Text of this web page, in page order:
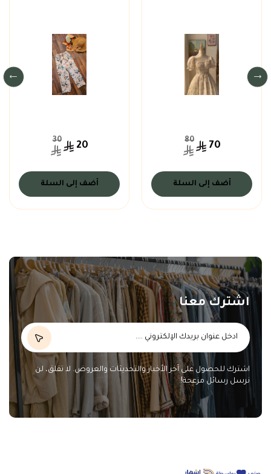
70
80
أضف إلى السلة
20
30
أضف إلى السلة
اشترك معنا
اشترك للحصول على آخر الأخبار والتحديثات والعروض. لا تقلق، لن
نرسل رسائل مزعجة!